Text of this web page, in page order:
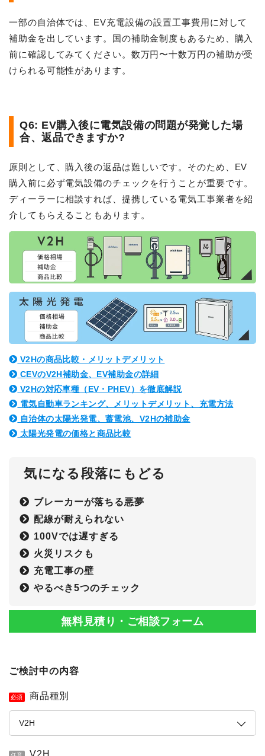
一部の自治体では、EV充電設備の設置工事費用に対して
補助金を出しています。国の補助金制度もあるため、購入
前に確認してみてください。数万円〜十数万円の補助が受
けられる可能性があります。
Q6: EV購入後に電気設備の問題が発覚した場
合、返品できますか?
原則として、購入後の返品は難しいです。そのため、EV
購入前に必ず電気設備のチェックを行うことが重要です。
ディーラーに相談すれば、提携している電気工事業者を紹
介してもらえることもあります。
V2Hの商品比較・メリットデメリット
CEVのV2H補助金、EV補助金の詳細
V2Hの対応車種（EV・PHEV）を徹底解説
電気自動車ランキング、メリットデメリット、充電方法
自治体の太陽光発電、蓄電池、V2Hの補助金
太陽光発電の価格と商品比較
気になる段落にもどる
ブレーカーが落ちる悪夢
配線が耐えられない
100Vでは遅すぎる
火災リスクも
充電工事の壁
やるべき5つのチェック
無料見積り・ご相談フォーム
ご検討中の内容
必須 商品種別
V2H